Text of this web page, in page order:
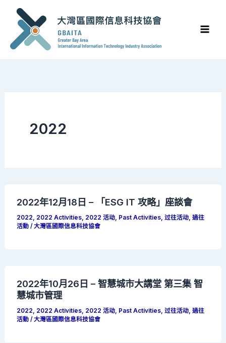
content
2022
2022年12月18日 – 「ESG IT 攻略」座談會
2022, 2022 Activities, 2022 活动, Past Activities,过往活动,過往
活動 /大灣區國際信息科技協會
2022年10月26日 – 智慧城市大講堂 第三集 智
慧城市管理
2022, 2022 Activities, 2022 活动, Past Activities,过往活动,過往
活動 /大灣區國際信息科技協會